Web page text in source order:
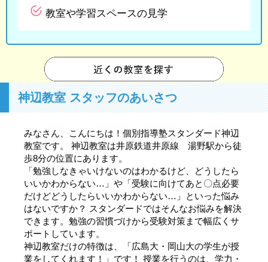
教室や学習スペースの見学
神辺教室 スタッフのあいさつ
みなさん、こんにちは！個別指導塾スタンダード神辺
教室です。 神辺教室は井原鉄道井原線 湯野駅から徒
歩8分の位置にあります。
「勉強しなきゃいけないのはわかるけど、どうしたら
いいかわからない…」や「受験に向けてあと〇点必要
だけどどうしたらいいかわからない…」といった悩み
はないですか？ スタンダードではそんなお悩みを解決
できます。勉強の習慣づけから受験対策まで幅広くサ
ポートしています。
神辺教室だけの特徴は、「広島大・岡山大の学生が授
業をしてくれます！」です！ 授業を行うのは、学力・